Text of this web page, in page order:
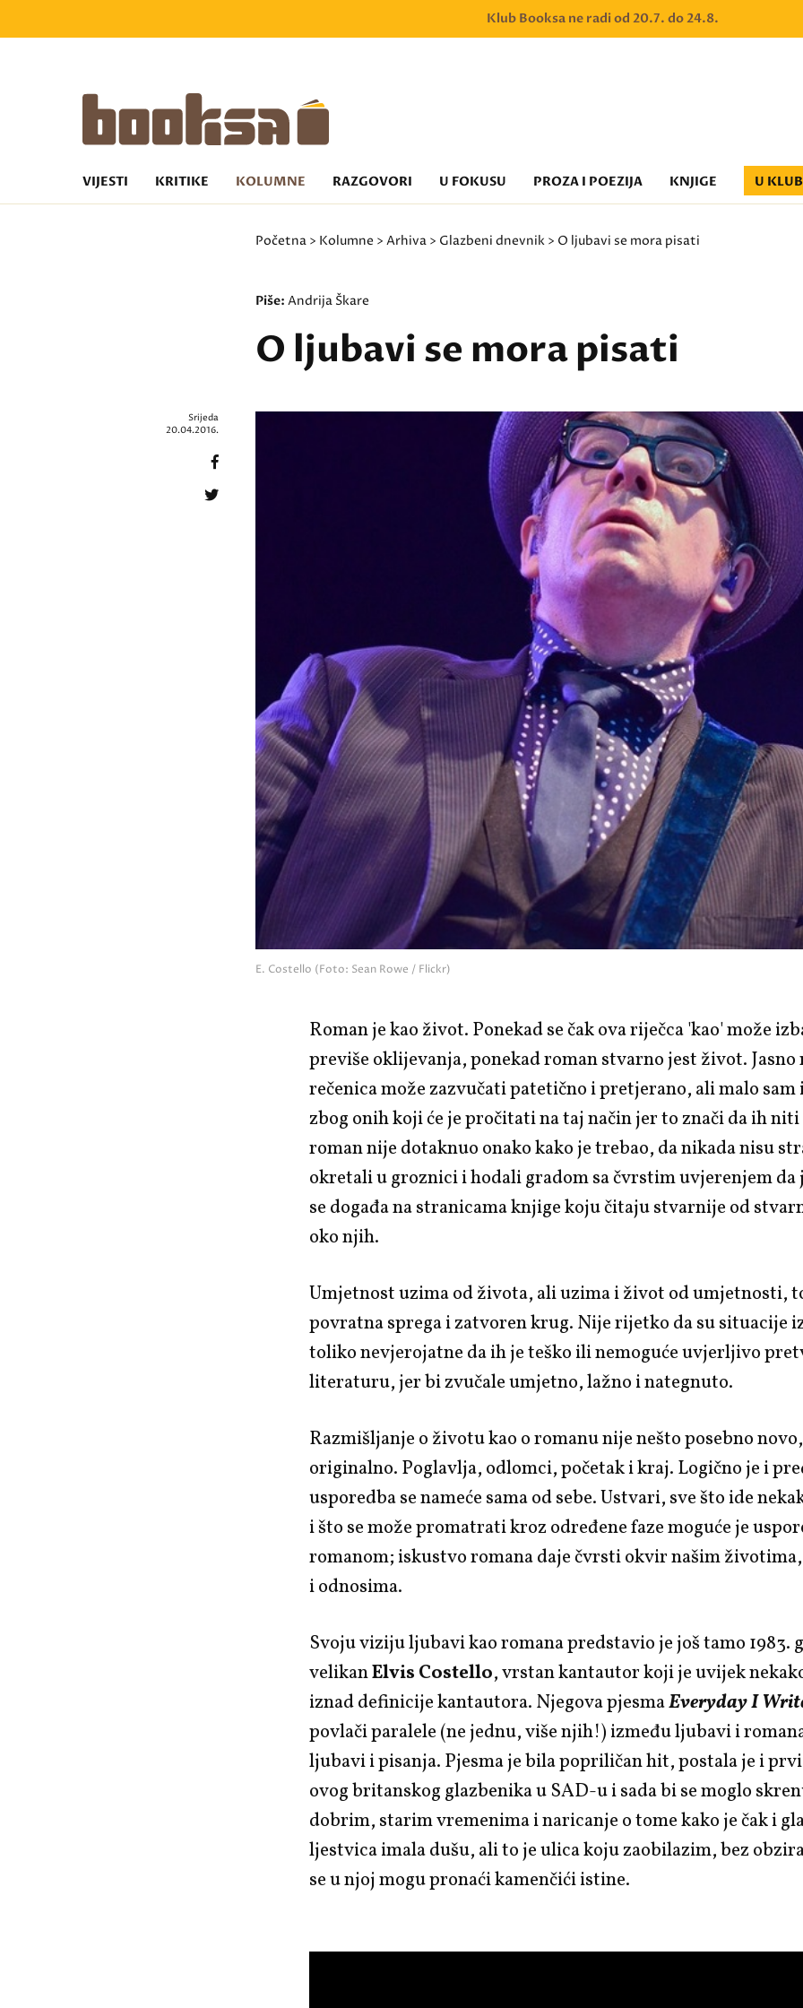
Klub Booksa ne radi od 20.7. do 24.8.
VIJESTI KRITIKE KOLUMNE RAZGOVORI U FOKUSU PROZA I POEZIJA KNJIGE U
Početna > Kolumne >Arhiva > Glazbeni dnevnik > O ljubavi se mora pisati
Piše:Andrija Škare
O ljubavi se mora pisati
E. Costello (Foto: Sean Rowe / Flickr)
Srijeda
20.04.2016.
Roman je kao život. Ponekad se čak ova riječca 'kao' može
previše oklijevanja, ponekad roman stvarno jest život. Jasno
rečenica može zazvučati patetično i pretjerano, ali malo
zbog onih koji će je pročitati na taj način jer to znači da ih
roman nije dotaknuo onako kako je trebao, da nikada nisu
okretali u groznici i hodali gradom sa čvrstim uvjerenjem da
se događa na stranicama knjige koju čitaju stvarnije od
oko njih.
Umjetnost uzima od života, ali uzima i život od umjetnosti,
povratna sprega i zatvoren krug. Nije rijetko da su situacije
toliko nevjerojatne da ih je teško ili nemoguće uvjerljivo
literaturu, jer bi zvučale umjetno, lažno i nategnuto.
Razmišljanje o životu kao o romanu nije nešto posebno
originalno. Poglavlja, odlomci, početak i kraj. Logično je i
usporedba se nameće sama od sebe. Ustvari, sve što ide
i što se može promatrati kroz određene faze moguće je
romanom; iskustvo romana daje čvrsti okvir našim
i odnosima.
Svoju viziju ljubavi kao romana predstavio je još tamo 1983.
velikanElvis Costello, vrstan kantautor koji je uvijek
iznad definicije kantautora. Njegova pjesmaEveryday I
povlači paralele (ne jednu, više njih!) između ljubavi i
ljubavi i pisanja. Pjesma je bila popriličan hit, postala je i
ovog britanskog glazbenika u SAD-u i sada bi se moglo
dobrim, starim vremenima i naricanje o tome kako je čak i
ljestvica imala dušu, ali to je ulica koju zaobilazim, bez
se u njoj mogu pronaći kamenčići istine.